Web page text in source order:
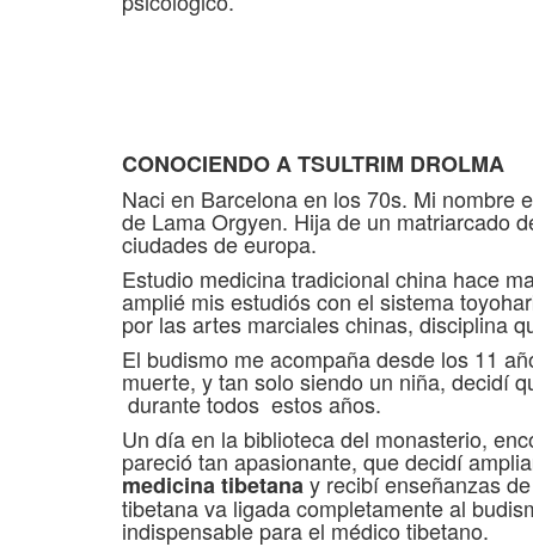
CONOCIENDO A TSULTRIM DROLMA
Naci en Barcelona en los 70s. Mi nombre
de Lama Orgyen. Hija de un matriarcado
ciudades de europa.
Estudio medicina tradicional china hace
amplié mis estudiós con el sistema
por las artes marciales chinas, disciplina
El budismo me acompaña desde los 11
muerte, y tan solo siendo un niña, decidí
durante todos estos años.
Un día en la biblioteca del monasterio,
pareció tan apasionante, que decidí
medicina tibetanay recibí enseñanzas
tibetana va ligada completamente al
indispensable para el médico tibetano.